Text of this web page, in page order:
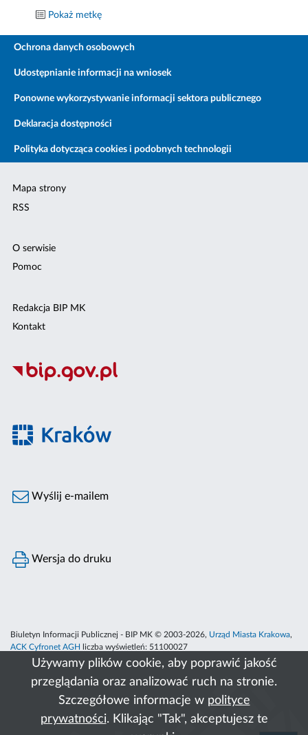
Używamy plików cookie, aby poprawić jakość
przeglądania oraz analizować ruch na stronie.
Szczegółowe informacje w polityce
prywatności. Klikając "Tak", akceptujesz te
Pokaż metkę
Ochrona danych osobowych
Udostępnianie informacji na wniosek
Ponowne wykorzystywanie informacji sektora publicznego
Deklaracja dostępności
Polityka dotycząca cookies i podobnych technologii
Mapa strony
RSS
O serwisie
Pomoc
Redakcja BIP MK
Kontakt
Wyślij e-mailem
Wersja do druku
Biuletyn Informacji Publicznej - BIP MK © 2003-2026, Urząd Miasta Krakowa,
ACK Cyfronet AGH
liczba wyświetleń: 51100027